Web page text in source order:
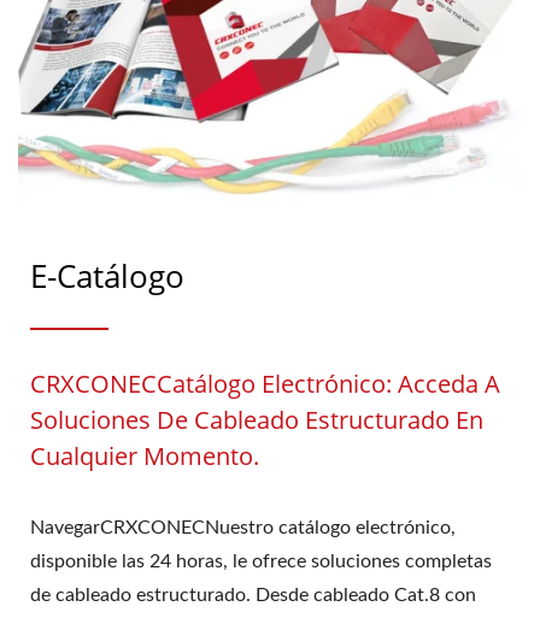
E-Catálogo
CRXCONECCatálogo Electrónico: Acceda A
Soluciones De Cableado Estructurado En
Cualquier Momento.
NavegarCRXCONECNuestro catálogo electrónico,
disponible las 24 horas, le ofrece soluciones completas
de cableado estructurado. Desde cableado Cat.8 con